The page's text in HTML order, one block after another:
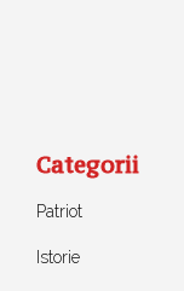
Categorii
Patriot
Istorie